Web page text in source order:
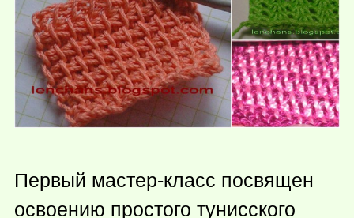
Первый мастер-класс посвящен
освоению простого тунисского